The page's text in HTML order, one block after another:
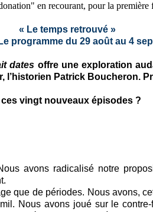
en recourant, pour la
« Le temps retrouvé »
programme du 29 août au 4
dates offre une exploration
l’historien Patrick Boucheron.
vingt nouveaux épisodes ?
avons radicalisé notre
que de périodes. Nous avons,
Nous avons joué sur le